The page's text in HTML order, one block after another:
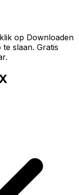
op Downloaden
slaan. Gratis